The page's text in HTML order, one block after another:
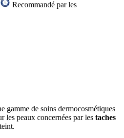
Recommandé par les
gamme de soins dermocosmétiques
les peaux concernées par les taches